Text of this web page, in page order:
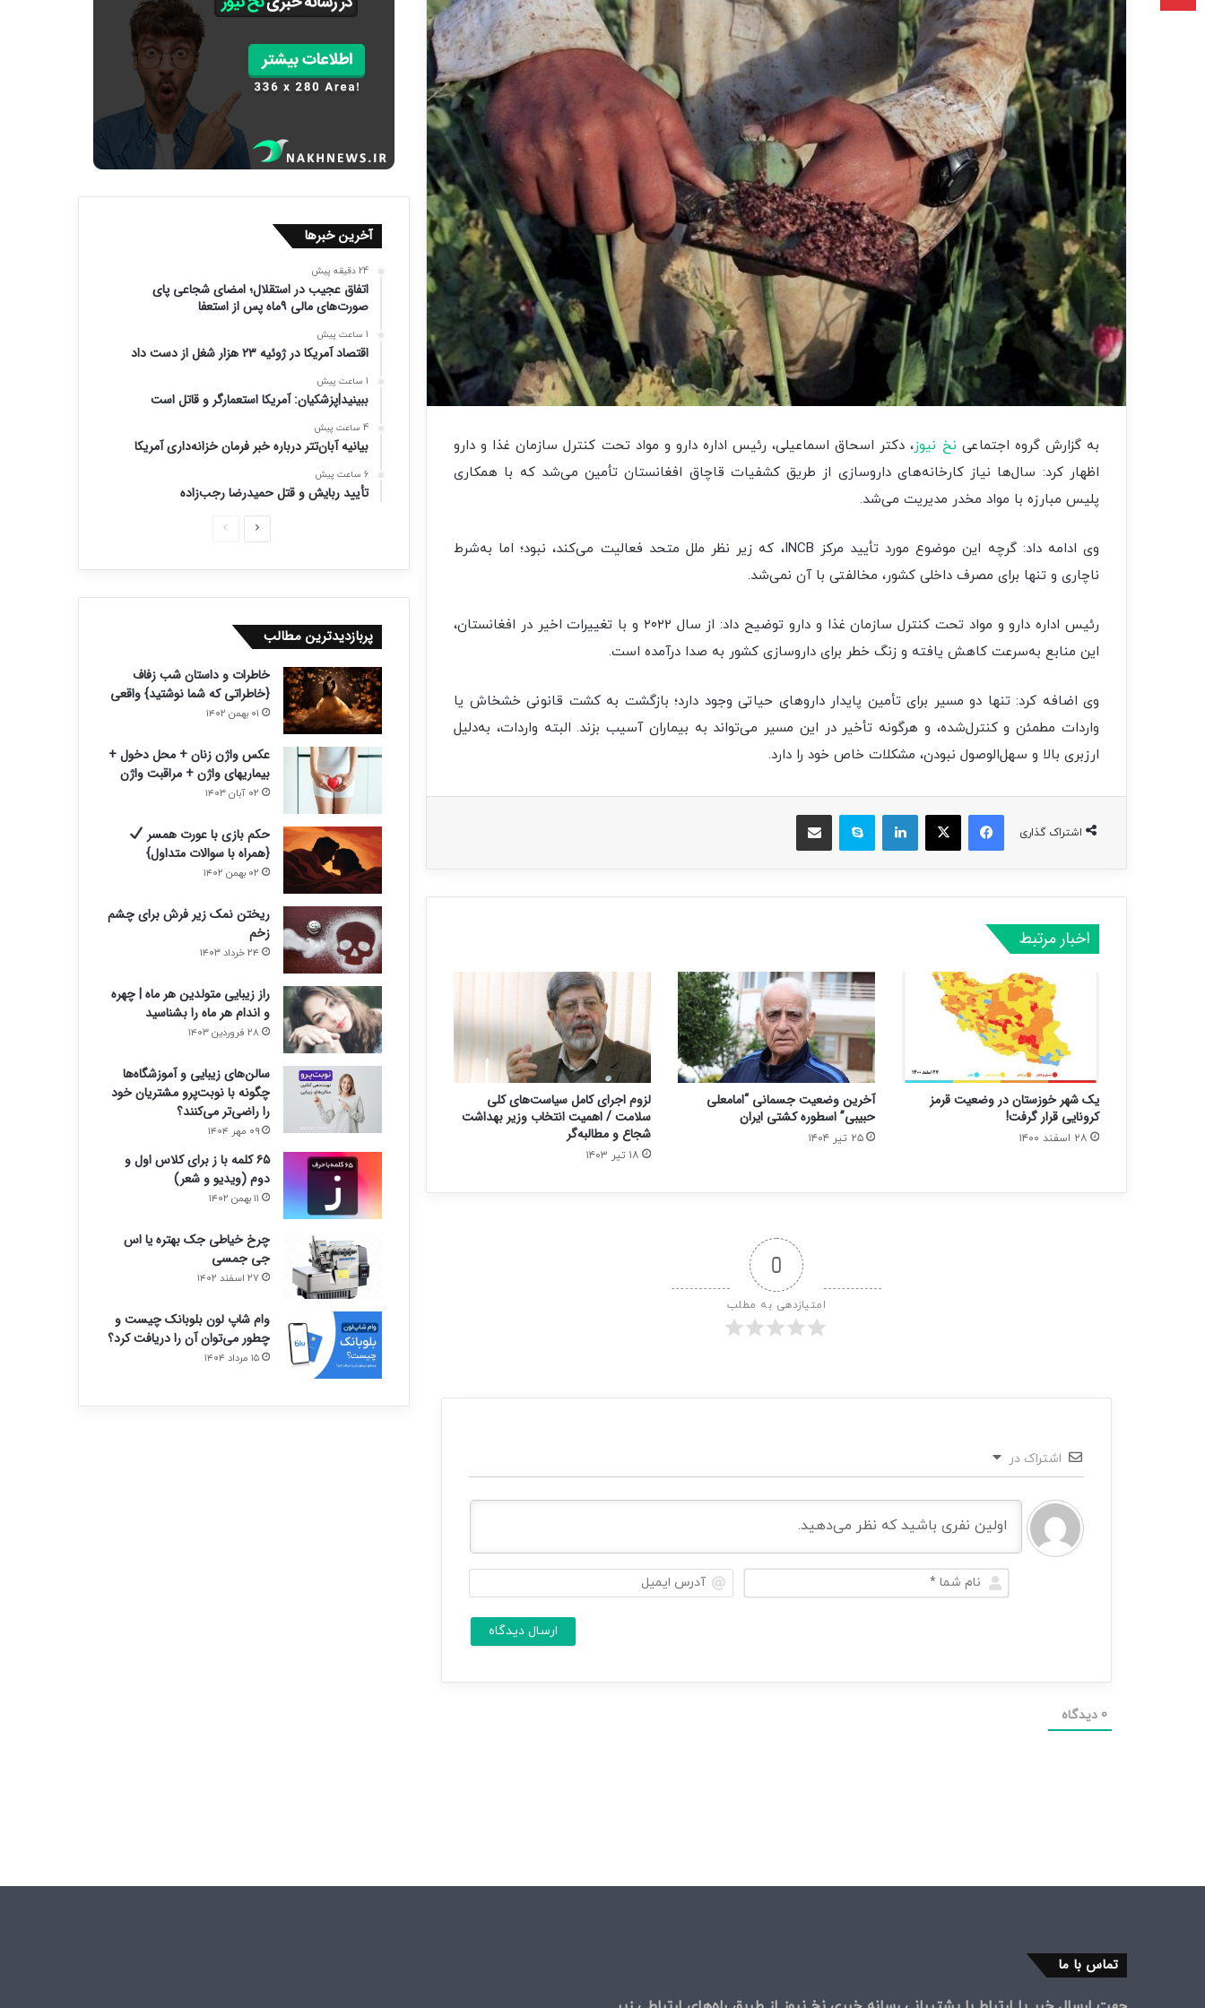
به گزارش گروه اجتماعی نخ نیوز، دکتر اسحاق اسماعیلی، رئیس اداره دارو و مواد تحت کنترل سازمان غذا و دارو
اظهار کرد: سال‌ها نیاز کارخانه‌های داروسازی از طریق کشفیات قاچاق افغانستان تأمین می‌شد که با همکاری
پلیس مبارزه با مواد مخدر مدیریت می‌شد.
وی ادامه داد: گرچه این موضوع مورد تأیید مرکز INCB، که زیر نظر ملل متحد فعالیت می‌کند، نبود؛ اما به‌شرط
ناچاری و تنها برای مصرف داخلی کشور، مخالفتی با آن نمی‌شد.
رئیس اداره دارو و مواد تحت کنترل سازمان غذا و دارو توضیح داد: از سال ۲۰۲۲ و با تغییرات اخیر در افغانستان،
این منابع به‌سرعت کاهش یافته و زنگ خطر برای داروسازی کشور به صدا درآمده است.
وی اضافه کرد: تنها دو مسیر برای تأمین پایدار داروهای حیاتی وجود دارد؛ بازگشت به کشت قانونی خشخاش یا
واردات مطمئن و کنترل‌شده، و هرگونه تأخیر در این مسیر می‌تواند به بیماران آسیب بزند. البته واردات، به‌دلیل
ارزبری بالا و سهل‌الوصول نبودن، مشکلات خاص خود را دارد.
اشتراک گذاری
فیسبوک ایکس لینکداین اسکایپ
اخبار مرتبط
یک شهر خوزستان در وضعیت قرمز
کرونایی قرار گرفت!
۲۸ اسفند ۱۴۰۰
آخرین وضعیت جسمانی “امامعلی
حبیبی” اسطوره کشتی ایران
۲۵ تیر ۱۴۰۴
لزوم اجرای کامل سیاست‌های کلی
سلامت / اهمیت انتخاب وزیر بهداشت
شجاع و مطالبه‌گر
۱۸ تیر ۱۴۰۳
0
امتیازدهی به مطلب
اشتراک در
ن
ا
0 دیدگاه
آخرین خبرها
24 دقیقه پیش
اتفاق عجیب در استقلال؛ امضای شجاعی پای
صورت‌های مالی ۹ماه پس از استعفا
1 ساعت پیش
اقتصاد آمریکا در ژوئیه ۲۳ هزار شغل از دست داد
1 ساعت پیش
ببینید|پزشکیان: آمریکا استعمارگر و قاتل است
4 ساعت پیش
بیانیه آبان‌تتر درباره خبر فرمان خزانه‌داری آمریکا
6 ساعت پیش
تأیید ربایش و قتل حمیدرضا رجب‌زاده
ص
ل
ب
ع
د
پربازدیدترین مطالب
خاطرات و داستان شب زفاف
{خاطراتی که شما نوشتید} واقعی
۰۱ بهمن ۱۴۰۲
عکس واژن زنان + محل دخول +
بیماریهای واژن + مراقبت واژن
۰۲ آبان ۱۴۰۳
حکم بازی با عورت همسر
{همراه با سوالات متداول}
۰۲ بهمن ۱۴۰۲
ریختن نمک زیر فرش برای چشم
زخم
۲۴ خرداد ۱۴۰۳
راز زیبایی متولدین هر ماه | چهره
و اندام هر ماه را بشناسید
۲۸ فروردین ۱۴۰۳
سالن‌های زیبایی و آموزشگاه‌ها
چگونه با نوبت‌پرو مشتریان خود
را راضی‌تر می‌کنند؟
۰۹ مهر ۱۴۰۴
۶۵ کلمه با ز برای کلاس اول و
دوم (ویدیو و شعر)
۱۱ بهمن ۱۴۰۲
چرخ خیاطی جک بهتره یا اس
جی جمسی
۲۷ اسفند ۱۴۰۲
وام شاپ لون بلوبانک چیست و
چطور می‌توان آن را دریافت کرد؟
۱۵ مرداد ۱۴۰۴
تماس با ما